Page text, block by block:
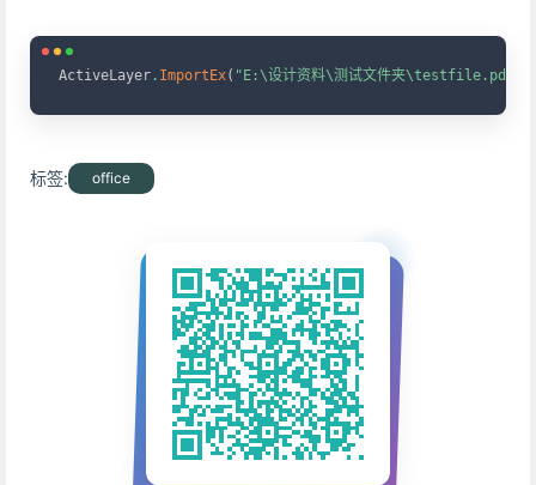
ActiveLayer . ImportEx( "E:\设计资料\测试文件夹\testfile.pdf"
标签: office